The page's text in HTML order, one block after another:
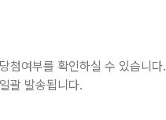
첨여부를 확인하실 수 있습니다.
괄 발송됩니다.